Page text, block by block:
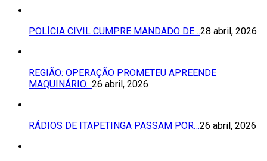
POLÍCIA CIVIL CUMPRE MANDADO DE…28 abril, 2026
REGIÃO: OPERAÇÃO PROMETEU APREENDE
MAQUINÁRIO…26 abril, 2026
RÁDIOS DE ITAPETINGA PASSAM POR…26 abril, 2026